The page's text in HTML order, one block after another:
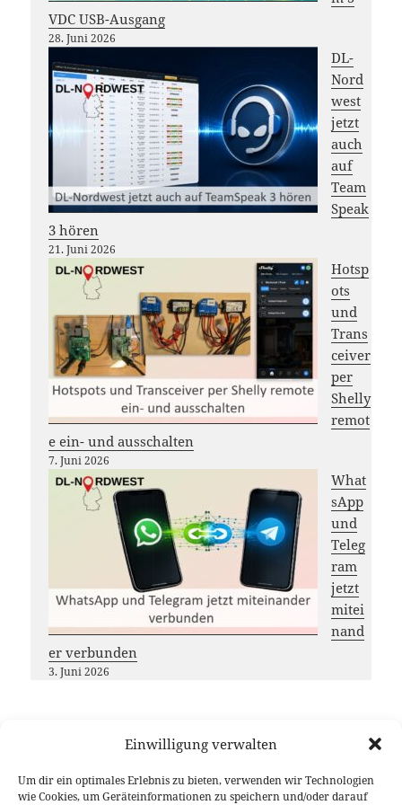
Einwilligung verwalten
Um dir ein optimales Erlebnis zu bieten, verwenden wir Technologien
wie Cookies, um Geräteinformationen zu speichern und/oder darauf
VDC USB-Ausgang
28. Juni 2026
DL-
Nord
west
jetzt
auch
auf
Team
Speak
3 hören
21. Juni 2026
Hotsp
ots
und
Trans
ceiver
per
Shelly
remot
e ein- und ausschalten
7. Juni 2026
What
sApp
und
Teleg
ram
jetzt
mitei
nand
er verbunden
3. Juni 2026
Möchtest du das DL-Nordwest
Projekt unterstützen?
Dann freuen wir uns über deinen Gastbeitrag, das